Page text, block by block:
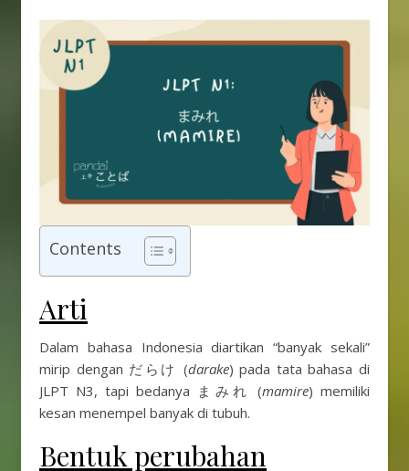
Contents
Arti
Dalam bahasa Indonesia diartikan “banyak sekali”
mirip dengan だらけ (darake) pada tata bahasa di
JLPT N3, tapi bedanya まみれ (mamire) memiliki
kesan menempel banyak di tubuh.
Bentuk perubahan